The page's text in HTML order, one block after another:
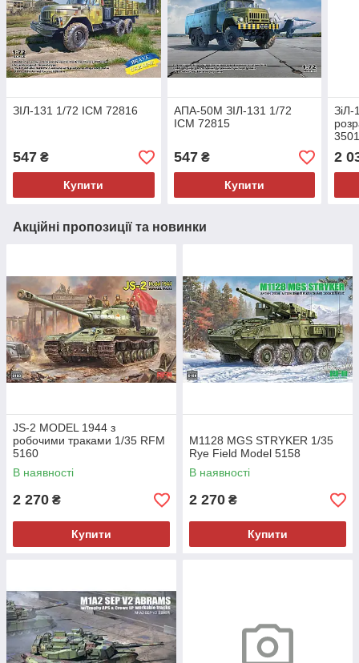
ЗІЛ-131 1/72 ICM 72816
547 ₴
Купити
АПА-50М ЗІЛ-131 1/72
ICM 72815
547₴
Купити
2
Акційні пропозиції та новинки
JS-2 MODEL 1944 з
робочими траками 1/35 RFM
5160
В наявності
2 270 ₴
Купити
M1128 MGS STRYKER 1/35
Rye Field Model 5158
В наявності
2 270 ₴
Купити